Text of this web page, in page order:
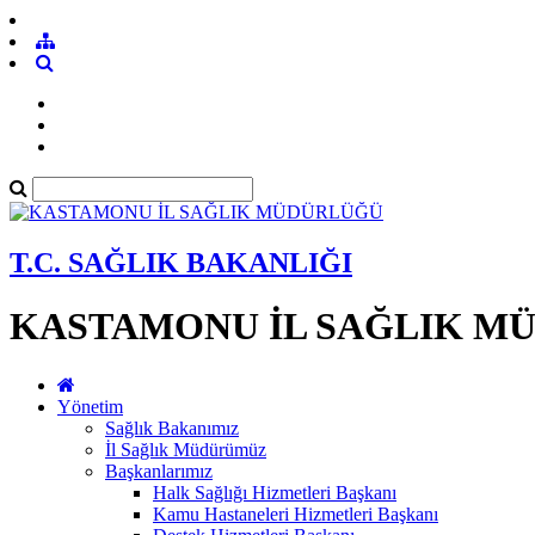
T.C. SAĞLIK BAKANLIĞI
KASTAMONU İL SAĞLIK
Yönetim
Sağlık Bakanımız
İl Sağlık Müdürümüz
Başkanlarımız
Halk Sağlığı Hizmetleri Başkanı
Kamu Hastaneleri Hizmetleri Başkanı